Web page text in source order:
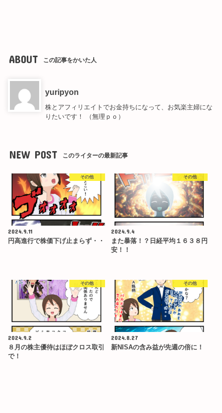
ABOUT この記事をかいた人
yuripyon
株とアフィリエイトでお金持ちになって、お気楽主婦にな
りたいです！ （無理ｐｏ）
NEW POST このライターの最新記事
その他
2024.9.11
円高進行で株価下げ止まらず・・
その他
2024.9.4
また暴落！？日経平均１６３８円
安！！
その他
2024.9.2
８月の株主優待はほぼクロス取引
で！
その他
2024.8.27
新NISAの含み益が先週の倍に！